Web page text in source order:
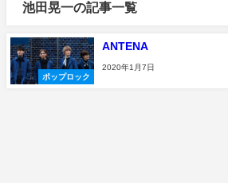
池田晃一の記事一覧
ポップロック
ANTENA
2020年1月7日